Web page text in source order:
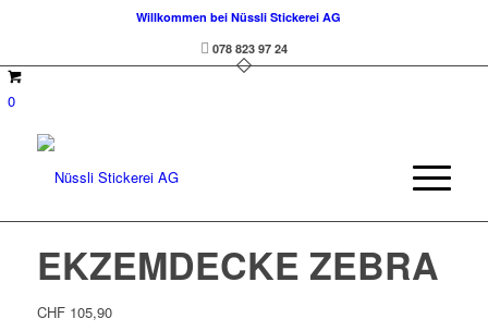
Willkommen bei Nüssli Stickerei AG
078 823 97 24
0
EKZEMDECKE ZEBRA
CHF105,90